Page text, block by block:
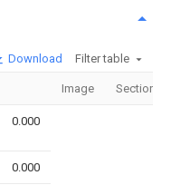
Download Filter table
Image Sections
0.000
0.000